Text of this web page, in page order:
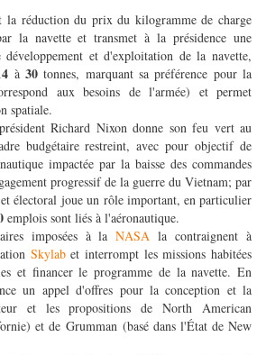
réduction du prix du kilogramme de charge
la navette et transmet à la présidence une
développement et d'exploitation de la navette,
à30tonnes, marquant sa préférence pour la
aux besoins de l'armée) et permet
spatiale.
Richard Nixon donne son feu vert au
budgétaire restreint, avec pour objectif de
impactée par la baisse des commandes
progressif de la guerre du Vietnam; par
électoral joue un rôle important, en particulier
emplois sont liés à l'aéronautique.
imposées à laNASA la contraignent à
Skylabet interrompt les missions habitées
et financer le programme de la navette. En
un appel d'offres pour la conception et la
et les propositions de North American
et de Grumman (basé dans l'État de New